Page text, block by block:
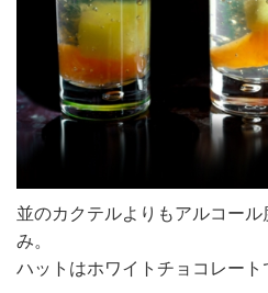
並のカクテルよりもアルコー
み。
ハットはホワイトチョコレート